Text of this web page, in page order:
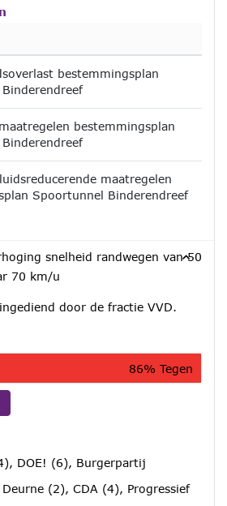
bestemmingsplan
bestemmingsplan
maatregelen
Spoortunnel Binderendreef
snelheid randwegen van 50
70 km/u
door de fractie VVD.
86% Tegen
DOE! (6), Burgerpartij
(2), CDA (4), Progressief